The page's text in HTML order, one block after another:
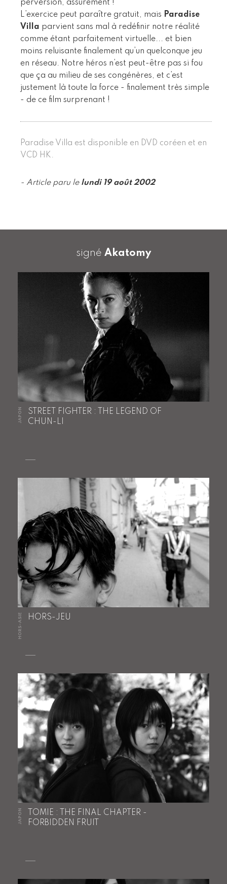
perversion, assurément !
L’exercice peut paraître gratuit, mais Paradise
Villa parvient sans mal à redéfinir notre réalité
comme étant parfaitement virtuelle... et bien
moins reluisante finalement qu’un quelconque jeu
en réseau. Notre héros n’est peut-être pas si fou
que ça au milieu de ses congénères, et c’est
justement là toute la force - finalement très simple
- de ce film surprenant !
Paradise Villa est disponible en DVD coréen et en
VCD HK.
- Article paru le lundi 19 août 2002
signé Akatomy
JAPON
STREET FIGHTER : THE LEGEND OF
CHUN-LI
HORS-ASIE HORS-JEU
JAPON
TOMIE : THE FINAL CHAPTER -
FORBIDDEN FRUIT